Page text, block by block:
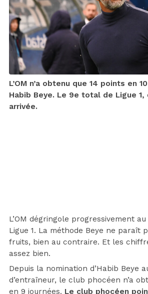
L’OM n’a obtenu que 14 points en
Habib Beye. Le 9e total de Ligue 1,
arrivée.
L’OM dégringole progressivement
Ligue 1. La méthode Beye ne paraît
fruits, bien au contraire. Et les
assez bien.
Depuis la nomination d’Habib Beye
d’entraîneur, le club phocéen n’a
en 9 journées. Le club phocéen